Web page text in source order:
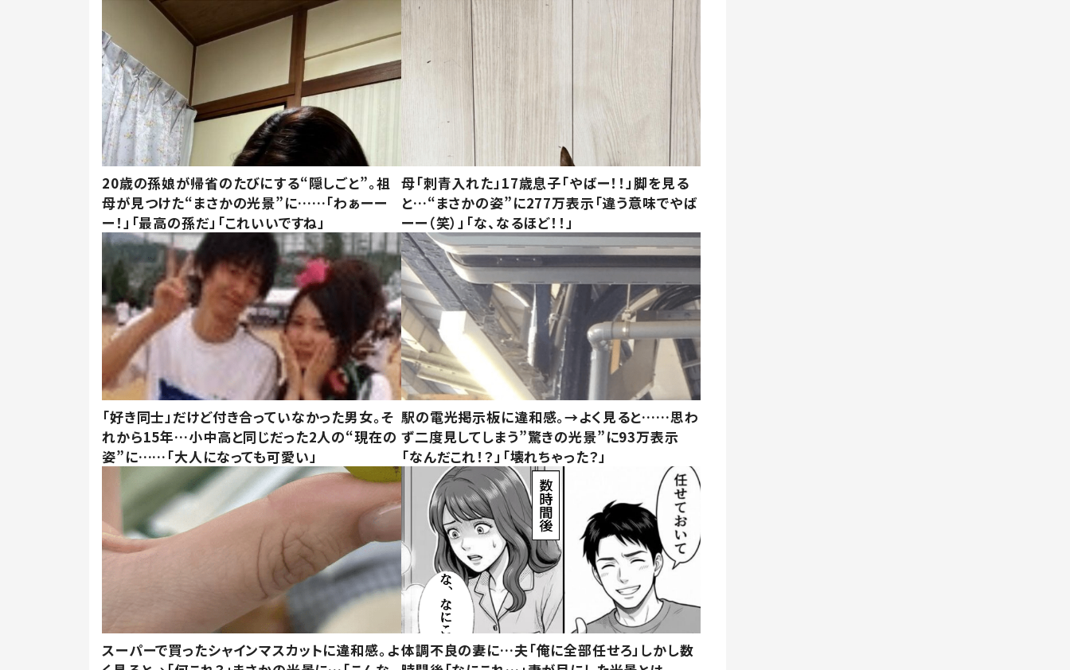
20歳の孫娘が帰省のたびにする“隠しごと”。祖
母が見つけた“まさかの光景”に……「わぁーー
ー！」「最高の孫だ」「これいいですね」
母「刺青入れた」17歳息子「やばー！！」脚を見る
と…“まさかの姿”に277万表示「違う意味でやば
ーー（笑）」「な、なるほど！！」
「好き同士」だけど付き合っていなかった男女。そ
れから15年…小中高と同じだった2人の“現在の
姿”に……「大人になっても可愛い」
駅の電光掲示板に違和感。→よく見ると……思わ
ず二度見してしまう”驚きの光景”に93万表示
「なんだこれ！？」「壊れちゃった？」
スーパーで買ったシャインマスカットに違和感。よ体調不良の妻に…夫「俺に全部任せろ」しかし数